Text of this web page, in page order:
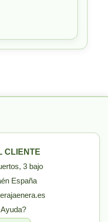
CLIENTE
3 bajo
España